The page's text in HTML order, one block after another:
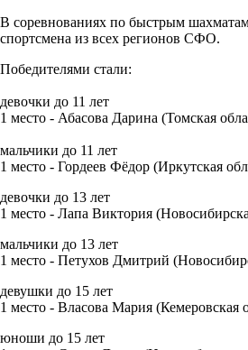
В соревнованиях по быстрым
спортсмена из всех регионов СФО.
Победителями стали:
девочки до 11 лет
1 место - Абасова Дарина (Томская
мальчики до 11 лет
1 место - Гордеев Фёдор (Иркутская
девочки до 13 лет
1 место - Лапа Виктория
мальчики до 13 лет
1 место - Петухов Дмитрий
девушки до 15 лет
1 место - Власова Мария (Кемеровская
юноши до 15 лет